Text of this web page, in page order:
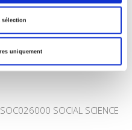
uniquement
SOCIAL SCIENCE